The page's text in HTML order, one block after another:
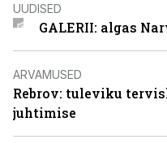
UUDISED
GALERII: algas
ARVAMUSED
Rebrov: tuleviku
juhtimise